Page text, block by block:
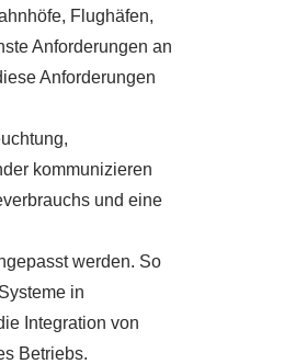
Flughäfen,
Anforderungen an
Anforderungen
kommunizieren
und eine
werden. So
in
Integration von
Betriebs.